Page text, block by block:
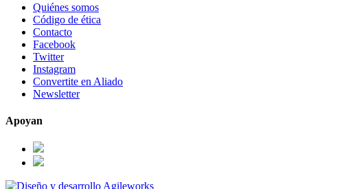
Quiénes somos
Código de ética
Contacto
Facebook
Twitter
Instagram
Convertite en Aliado
Newsletter
Apoyan